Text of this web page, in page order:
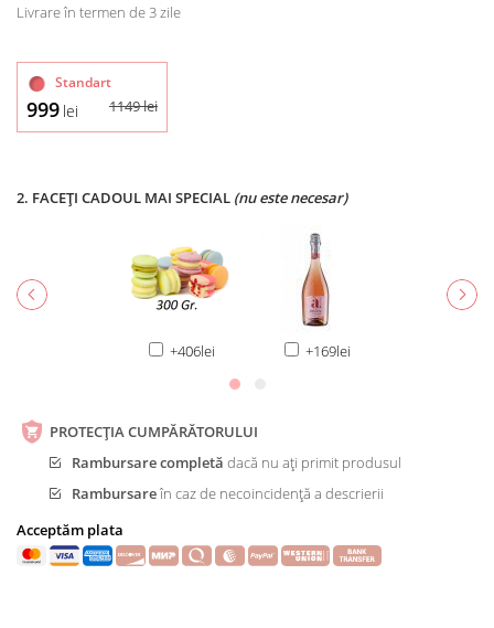
Livrare în termen de 3 zile
Standart
999 lei 1149lei
2. FACEȚI CADOUL MAI SPECIAL (nu este necesar)
+406lei +169lei
PROTECȚIA CUMPĂRĂTORULUI
Rambursare completă dacă nu ați primit produsul
Rambursareîn caz de necoincidență a descrierii
Acceptăm plata